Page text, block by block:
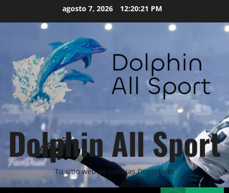
agosto 7, 2026 12:20:22 PM
Dolphin All Sport
Tu sitio web de noticias Deportivas